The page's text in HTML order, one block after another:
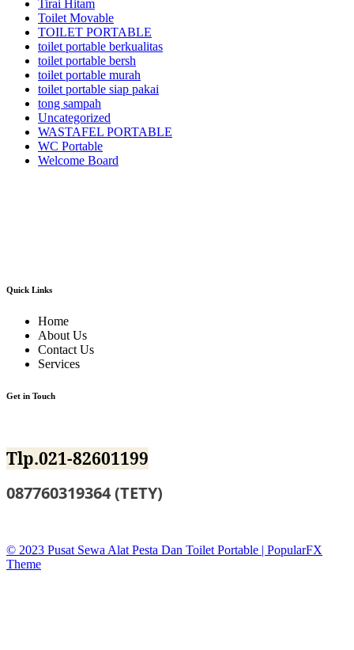
Tirai Hitam
Toilet Movable
TOILET PORTABLE
toilet portable berkualitas
toilet portable bersh
toilet portable murah
toilet portable siap pakai
tong sampah
Uncategorized
WASTAFEL PORTABLE
WC Portable
Welcome Board
Quick Links
Home
About Us
Contact Us
Services
Get in Touch
Tlp.021-82601199
087760319364 (TETY)
© 2023 Pusat Sewa Alat Pesta Dan Toilet Portable | PopularFX
Theme